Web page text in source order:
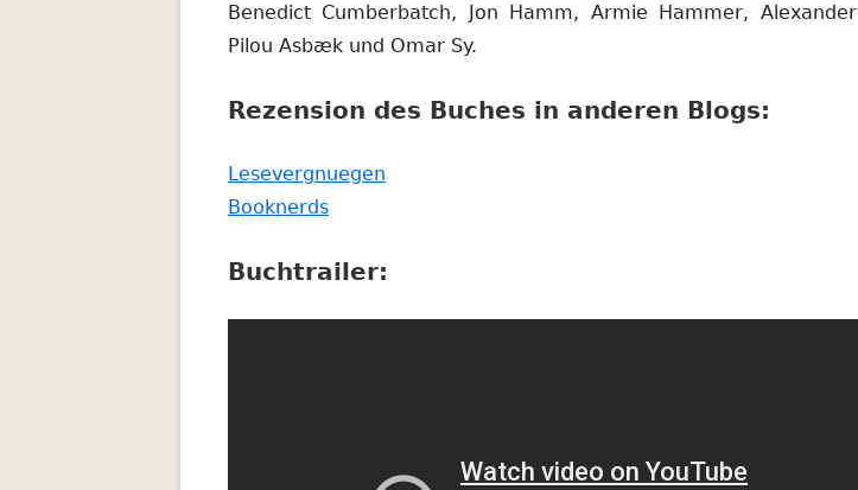
Benedict Cumberbatch, Jon Hamm, Armie Hammer,
Pilou Asbæk und Omar Sy.
Rezension des Buches in anderen Blogs:
Lesevergnuegen
Booknerds
Fenster
Buchtrailer: